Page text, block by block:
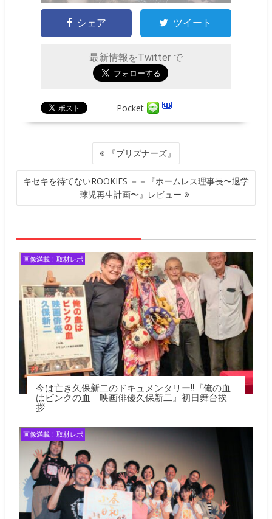
シェア ツイート
最新情報をTwitter で
Pocket
ナ
ビ
ゲ
ョ
ン
『プリズナーズ』
キセキを待てないROOKIES －－『ホームレス理事長〜退学
球児再生計画〜』レビュー
画像満載！取材レポ
今は亡き久保新二のドキュメンタリー!!『俺の血
はピンクの血 映画俳優久保新二』初日舞台挨
拶
画像満載！取材レポ